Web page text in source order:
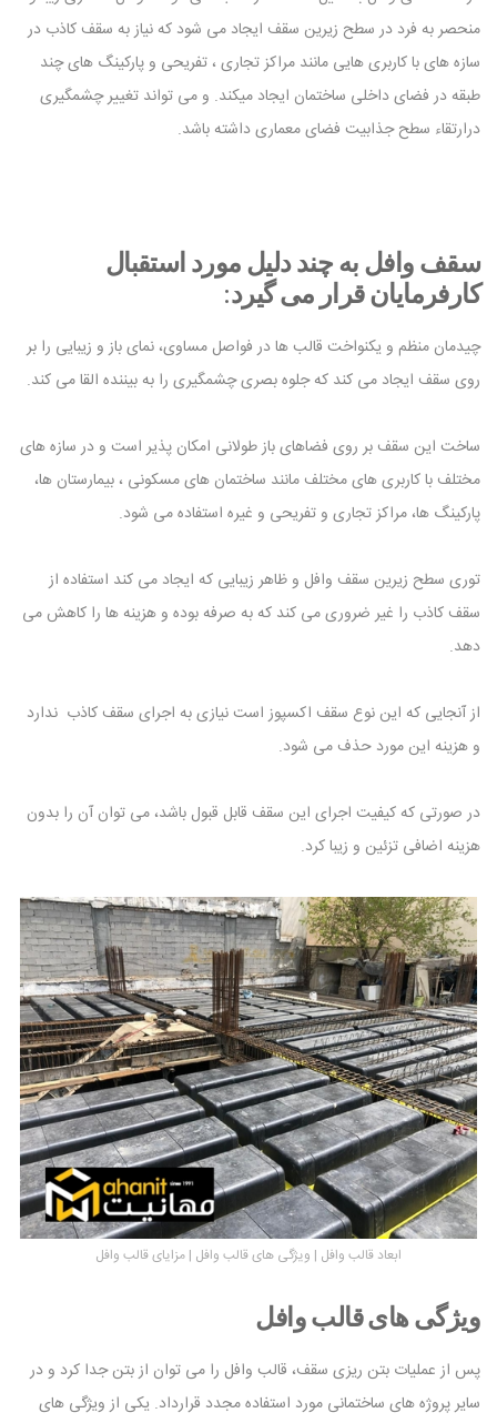
منحصر به فرد در سطح زیرین سقف ایجاد می شود که نیاز به سقف کاذب در
سازه های با کاربری هایی مانند مراکز تجاری ، تفریحی و پارکینگ های چند
طبقه در فضای داخلی ساختمان ایجاد میکند. و می تواند تغییر چشمگیری
درارتقاء سطح جذابیت فضای معماری داشته باشد.
سقف وافل به چند دلیل مورد استقبال
کارفرمایان قرار می گیرد:
چیدمان منظم و یکنواخت قالب ها در فواصل مساوی، نمای باز و زیبایی را بر
روی سقف ایجاد می کند که جلوه بصری چشمگیری را به بیننده القا می کند.
ساخت این سقف بر روی فضاهای باز طولانی امکان پذیر است و در سازه های
مختلف با کاربری های مختلف مانند ساختمان های مسکونی ، بیمارستان ها،
پارکینگ ها، مراکز تجاری و تفریحی و غیره استفاده می شود.
توری سطح زیرین سقف وافل و ظاهر زیبایی که ایجاد می کند استفاده از
سقف کاذب را غیر ضروری می کند که به صرفه بوده و هزینه ها را کاهش می
دهد.
از آنجایی که این نوع سقف اکسپوز است نیازی به اجرای سقف کاذب ندارد
و هزینه این مورد حذف می شود.
در صورتی که کیفیت اجرای این سقف قابل قبول باشد، می توان آن را بدون
هزینه اضافی تزئین و زیبا کرد.
ابعاد قالب وافل | ویژگی های قالب وافل | مزایای قالب وافل
ویژگی های قالب وافل
پس از عملیات بتن ریزی سقف، قالب وافل را می توان از بتن جدا کرد و در
سایر پروژه های ساختمانی مورد استفاده مجدد قرارداد. یکی از ویژگی های